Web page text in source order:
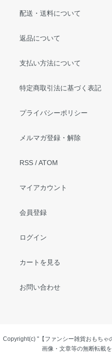
配送・送料について
返品について
支払い方法について
特定商取引法に基づく表記
プライバシーポリシー
メルマガ登録・解除
RSS /ATOM
マイアカウント
会員登録
ログイン
カートを見る
お問い合わせ
Copyright(c) "【ファンシー雑貨おもち
画像・文章等の無断転載